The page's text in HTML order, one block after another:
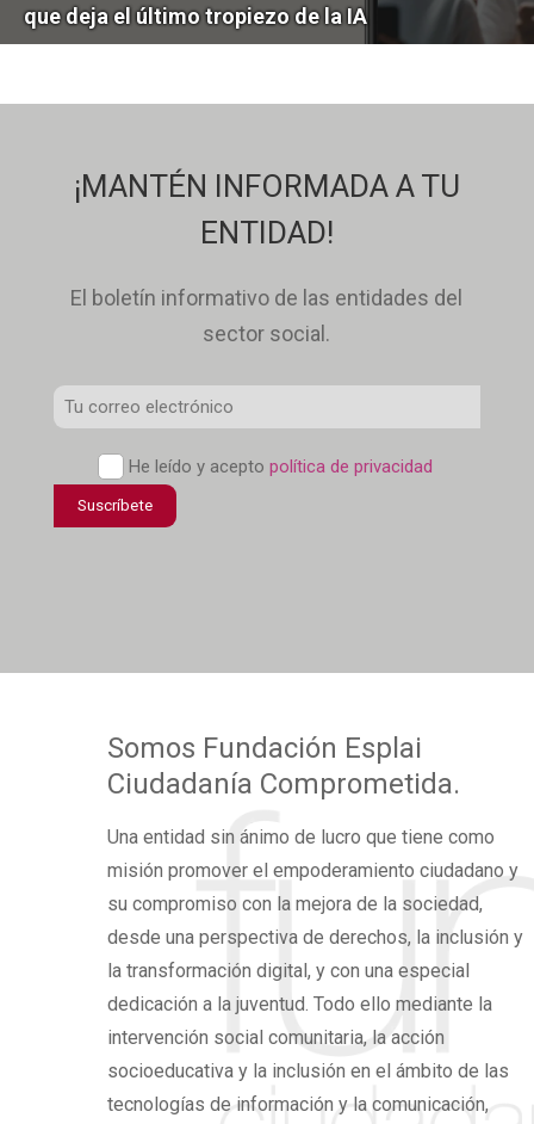
que deja el último tropiezo de la IA
¡MANTÉN INFORMADA A TU
ENTIDAD!
El boletín informativo de las entidades del
sector social.
Correo
Política
confidencialidad
He leído y aceptopolítica de privacidad
Suscríbete
Somos Fundación Esplai
Ciudadanía Comprometida.
Una entidad sin ánimo de lucro que tiene como
misión promover el empoderamiento ciudadano y
su compromiso con la mejora de la sociedad,
desde una perspectiva de derechos, la inclusión y
la transformación digital, y con una especial
dedicación a la juventud. Todo ello mediante la
intervención social comunitaria, la acción
socioeducativa y la inclusión en el ámbito de las
tecnologías de información y la comunicación,